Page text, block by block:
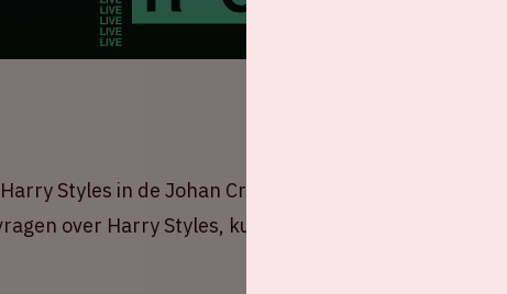
Styles in de Johan Cruijff ArenA start op vrijdag 30
over Harry Styles, kun je terecht bij organisator